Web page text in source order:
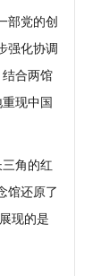
部党的创
强化协调
合两馆
现中国
角的红
馆还原了
现的是